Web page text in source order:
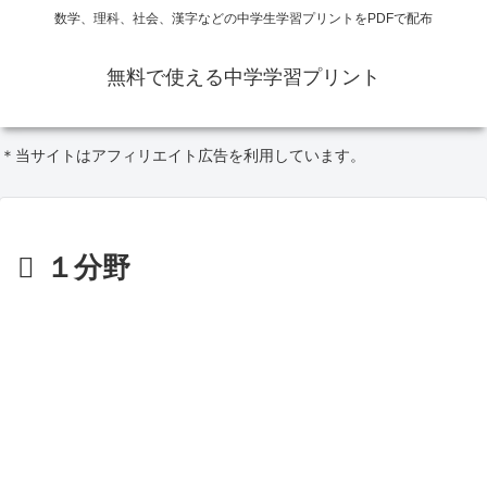
数学、理科、社会、漢字などの中学生学習プリントをPDFで配布
無料で使える中学学習プリント
＊当サイトはアフィリエイト広告を利用しています。
１分野